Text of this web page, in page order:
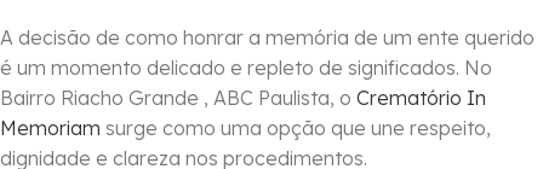
A decisão de como honrar a memória de um ente querido
é um momento delicado e repleto de significados. No
Bairro Riacho Grande , ABC Paulista, o Crematório In
Memoriam surge como uma opção que une respeito,
dignidade e clareza nos procedimentos.